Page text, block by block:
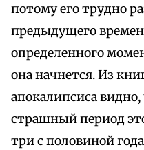
потому его трудно
предыдущего
определенного
она начнется. Из
апокалипсиса
страшный период
три с половиной